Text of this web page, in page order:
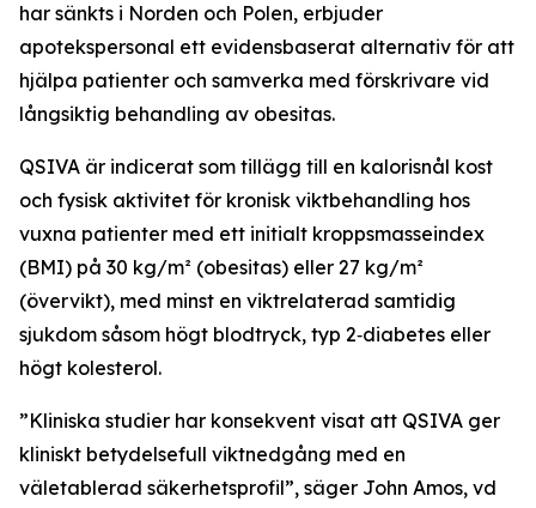
har sänkts i Norden och Polen, erbjuder
apotekspersonal ett evidensbaserat alternativ för att
hjälpa patienter och samverka med förskrivare vid
långsiktig behandling av obesitas.
QSIVA är indicerat som tillägg till en kalorisnål kost
och fysisk aktivitet för kronisk viktbehandling hos
vuxna patienter med ett initialt kroppsmasseindex
(BMI) på 30 kg/m² (obesitas) eller 27 kg/m²
(övervikt), med minst en viktrelaterad samtidig
sjukdom såsom högt blodtryck, typ 2‑diabetes eller
högt kolesterol.
”Kliniska studier har konsekvent visat att QSIVA ger
kliniskt betydelsefull viktnedgång med en
väletablerad säkerhetsprofil”, säger John Amos, vd